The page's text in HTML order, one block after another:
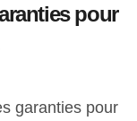
pour
garanties pour